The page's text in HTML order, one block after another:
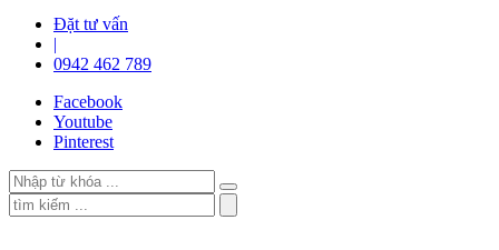
Đặt tư vấn
|
0942 462 789
Facebook
Youtube
Pinterest